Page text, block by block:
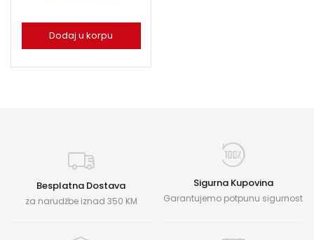
Dodaj u korpu
Besplatna Dostava
za narudžbe iznad 350 KM
Sigurna Kupovina
Garantujemo potpunu sigurnost